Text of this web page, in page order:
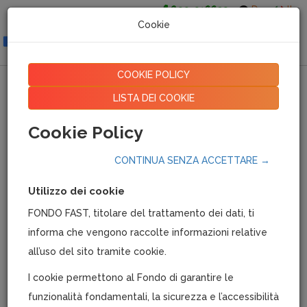
800-016639 De It
Fondo Fast alle tre
manifestazioni di Rimini fiera -
71 esima edizione 2022
Cookie
COOKIE POLICY
LISTA DEI COOKIE
Cookie Policy
CONTINUA SENZA ACCETTARE →
Utilizzo dei cookie
FONDO FAST, titolare del trattamento dei dati, ti
informa che vengono raccolte informazioni relative
all’uso del sito tramite cookie.
I cookie permettono al Fondo di garantire le
funzionalità fondamentali, la sicurezza e l’accessibilità